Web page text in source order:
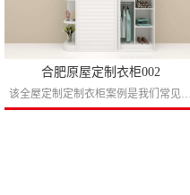
合肥原屋定制衣柜002
该全屋定制定制衣柜案例是我们常见的圆弧开放柜设计作品，圆弧的设计可以有效利用空间使用的同时扩大房间的视觉空间，这是一套适合简约风格的衣柜作品，简约的好处就是长久不会淘汰，同时本衣柜...